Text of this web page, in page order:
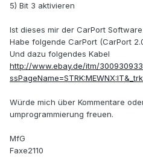
5) Bit 3 aktivieren
Ist dieses mir der CarPort
Habe folgende CarPort (CarPort
Und dazu folgendes Kabel
http://www.ebay.de/itm/
Würde mich über Kommentare
umprogrammierung freuen.
MfG
Faxe2110